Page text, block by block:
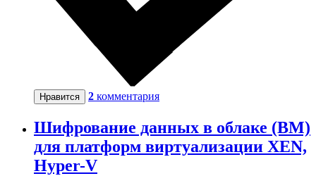
Нравится 2 комментария
Шифрование данных в облаке (ВМ)
для платформ виртуализации XEN,
Hyper-V